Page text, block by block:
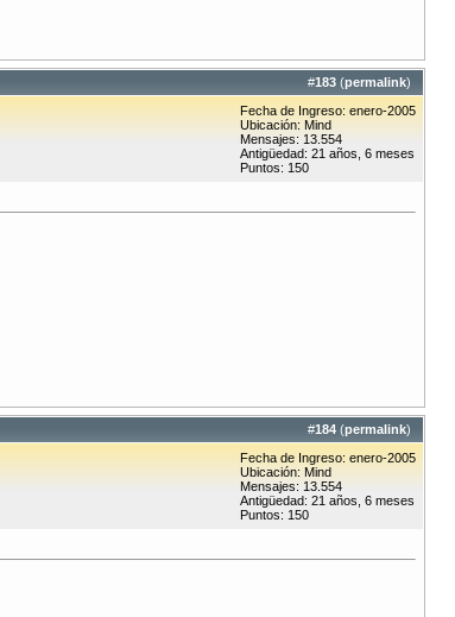
#183 (permalink)
Fecha de Ingreso: enero-2005
Ubicación: Mind
Mensajes: 13.554
Antigüedad: 21 años, 6 meses
Puntos: 150
#184 (permalink)
Fecha de Ingreso: enero-2005
Ubicación: Mind
Mensajes: 13.554
Antigüedad: 21 años, 6 meses
Puntos: 150